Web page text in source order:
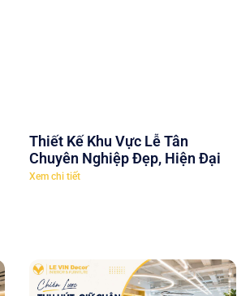
Thiết Kế Khu Vực Lễ Tân
Chuyên Nghiệp Đẹp, Hiện Đại
Xem chi tiết